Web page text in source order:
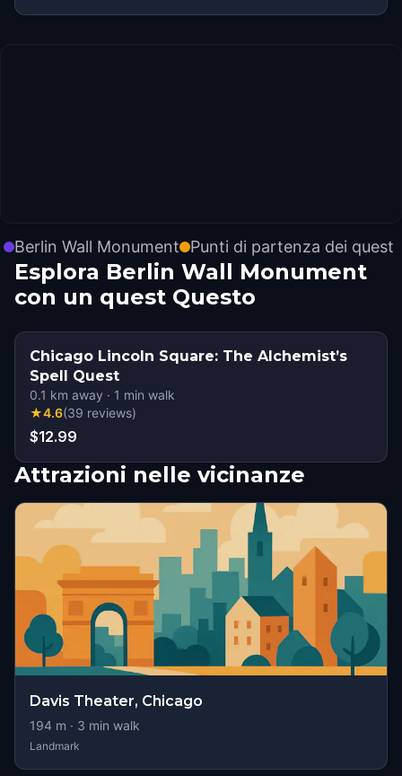
Berlin Wall Monument Punti di partenza dei quest
Esplora Berlin Wall Monument
con un quest Questo
Chicago Lincoln Square: The Alchemist’s
Spell Quest
0.1 km away · 1 min walk
★4.6(39 reviews)
$12.99
Attrazioni nelle vicinanze
Davis Theater, Chicago
194 m · 3 min walk
Landmark